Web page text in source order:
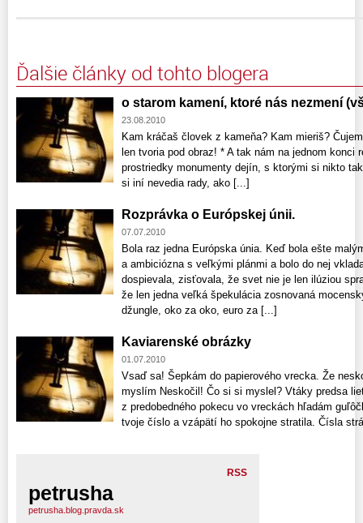
Ďalšie články od tohto blogera
o starom kamení, ktoré nás nezmení
23.08.2010
Kam kráčaš človek z kameňa? Kam mieriš?
len tvoria pod obraz! * A tak nám na jednom konci
prostriedky monumenty dejín, s ktorými si nikto
si iní nevedia rady, ako [...]
Rozprávka o Európskej únii.
07.07.2010
Bola raz jedna Európska únia. Keď bola ešte
a ambiciózna s veľkými plánmi a bolo do nej
dospievala, zisťovala, že svet nie je len ilúziou
že len jedna veľká špekulácia zosnovaná
džungle, oko za oko, euro za [...]
Kaviarenské obrázky
01.07.2010
Vsaď sa! Šepkám do papierového vrecka. Že
myslím Neskočil! Čo si si myslel? Vtáky predsa
z predobedného pokecu vo vreckách hľadám
tvoje číslo a vzápätí ho spokojne stratila. Čísla
RSS
petrusha
petrusha.blog.pravda.sk